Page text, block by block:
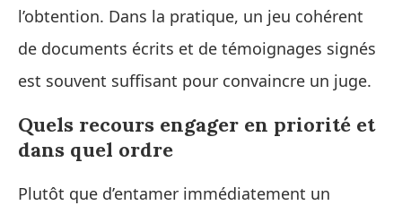
l’obtention. Dans la pratique, un jeu cohérent
de documents écrits et de témoignages signés
est souvent suffisant pour convaincre un juge.
Quels recours engager en priorité et
dans quel ordre
Plutôt que d’entamer immédiatement un